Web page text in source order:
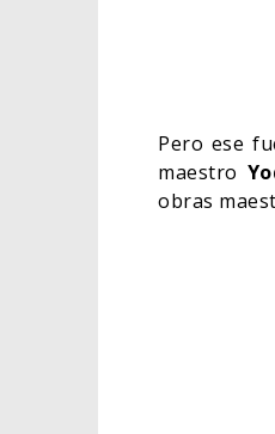
Pero ese
maestro
obras